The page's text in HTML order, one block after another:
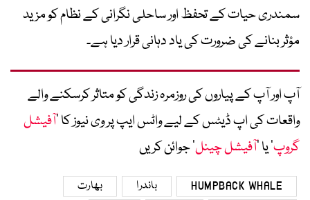
سمندری حیات کے تحفظ اور ساحلی نگرانی کے نظام کو مزید
مؤثر بنانے کی ضرورت کی یاد دہانی قرار دیا ہے۔
آپ اور آپ کے پیاروں کی روزمرہ زندگی کو متاثر کرسکنے والے
واقعات کی اپ ڈیٹس کے لیے واٹس ایپ پر وی نیوز کا ’آفیشل
گروپ‘ یا ’آفیشل چینل‘ جوائن کریں
HUMPBACK WHALE باندرا
بھارت